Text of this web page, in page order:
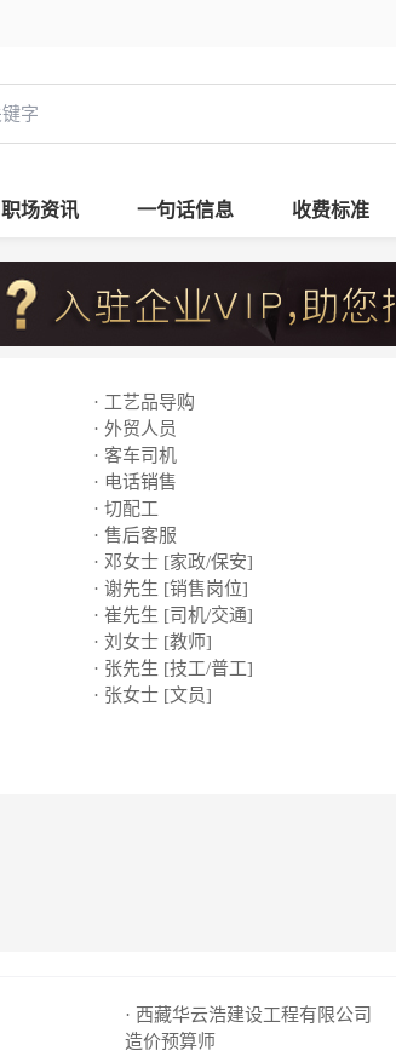
职场资讯 一句话信息 收费标准
· 工艺品导购
· 外贸人员
· 客车司机
· 电话销售
· 切配工
· 售后客服
· 邓女士 [家政/保安]
· 谢先生 [销售岗位]
· 崔先生 [司机/交通]
· 刘女士 [教师]
· 张先生 [技工/普工]
· 张女士 [文员]
· 西藏华云浩建设工程有限公司
造价预算师